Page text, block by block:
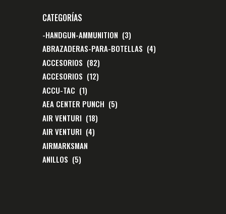
CATEGORÍAS
-HANDGUN-AMMUNITION (3)
ABRAZADERAS-PARA-BOTELLAS (4)
ACCESORIOS (82)
ACCESORIOS (12)
ACCU-TAC (1)
AEA CENTER PUNCH (5)
AIR VENTURI (18)
AIR VENTURI (4)
AIRMARKSMAN
ANILLOS (5)